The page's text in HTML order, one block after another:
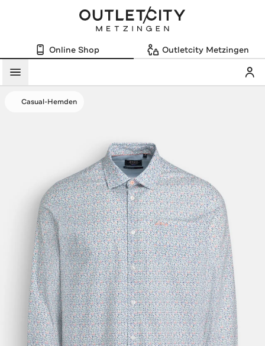
Online Shop Outletcity Metzingen
Menü
Casual-Hemden